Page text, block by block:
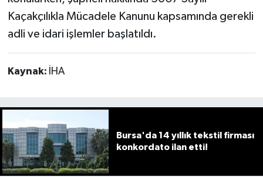
Kaçakçılıkla Mücadele Kanunu kapsamında gerekli
adli ve idari işlemler başlatıldı.
Kaynak: İHA
Bursa'da 14 yıllık tekstil firması
konkordato ilan etti!